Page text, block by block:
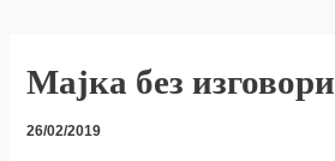
Мајка без изговори
26/02/2019